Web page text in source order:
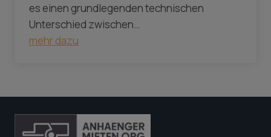
es einen grundlegenden technischen
Unterschied zwischen…
mehr dazu